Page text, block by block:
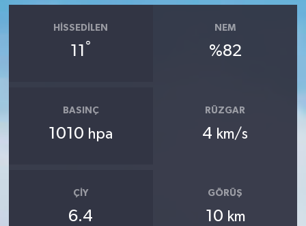
HISSEDILEN
11 °
NEM
%82
BASINÇ
1010 hpa
RÜZGAR
4 km/s
ÇIY
6.4
GÖRÜŞ
10 km